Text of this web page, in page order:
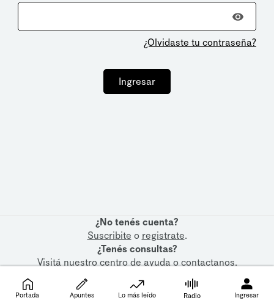
¿Olvidaste tu contraseña?
Ingresar
¿No tenés cuenta?
Suscribite o registrate.
¿Tenés consultas?
Visitá nuestrocentro de ayudaocontactanos.
Portada Apuntes Lo más leído Radio Ingresar